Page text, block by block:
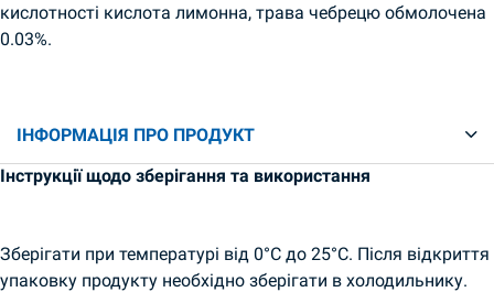
кислотності кислота лимонна, трава чебрецю обмолочена
0.03%.
ІНФОРМАЦІЯ ПРО ПРОДУКТ
Інструкції щодо зберігання та використання
Зберігати при температурі від 0°C до 25°C. Після відкриття
упаковку продукту необхідно зберігати в холодильнику.